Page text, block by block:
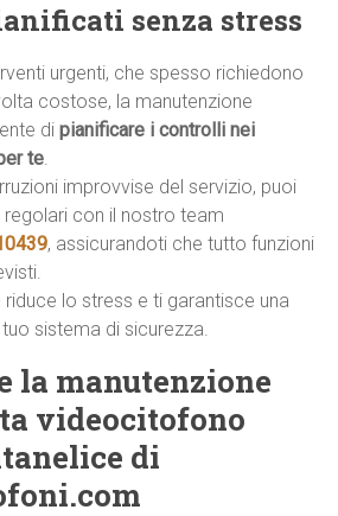
senza stress
urgenti, che spesso richiedono
costose, la manutenzione
dipianificare i controlli nei
te.
improvvise del servizio, puoi
con il nostro team
, assicurandoti che tutto funzioni
lo stress e ti garantisce una
sistema di sicurezza.
la manutenzione
videocitofono
di